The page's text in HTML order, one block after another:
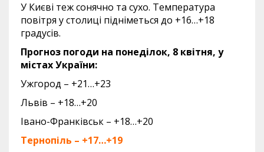
У Києві теж сонячно та сухо. Температура
повітря у столиці підніметься до +16…+18
градусів.
Прогноз погоди на понеділок, 8 квітня, у
містах України:
Ужгород – +21…+23
Львів – +18…+20
Івано-Франківськ – +18…+20
Тернопіль – +17…+19